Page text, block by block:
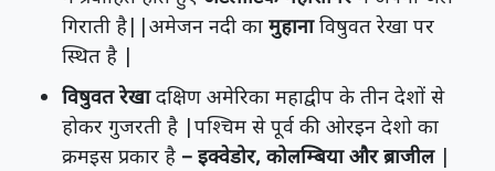
गिराती है||अमेजन नदी का मुहानाविषुवत रेखा पर
स्थित है |
विषुवत रेखादक्षिण अमेरिका महाद्वीप के तीन देशों से
होकर गुजरती है |पश्चिम से पूर्व की ओरइन देशो का
क्रमइस प्रकार है – इक्वेडोर, कोलम्बिया और ब्राजील|